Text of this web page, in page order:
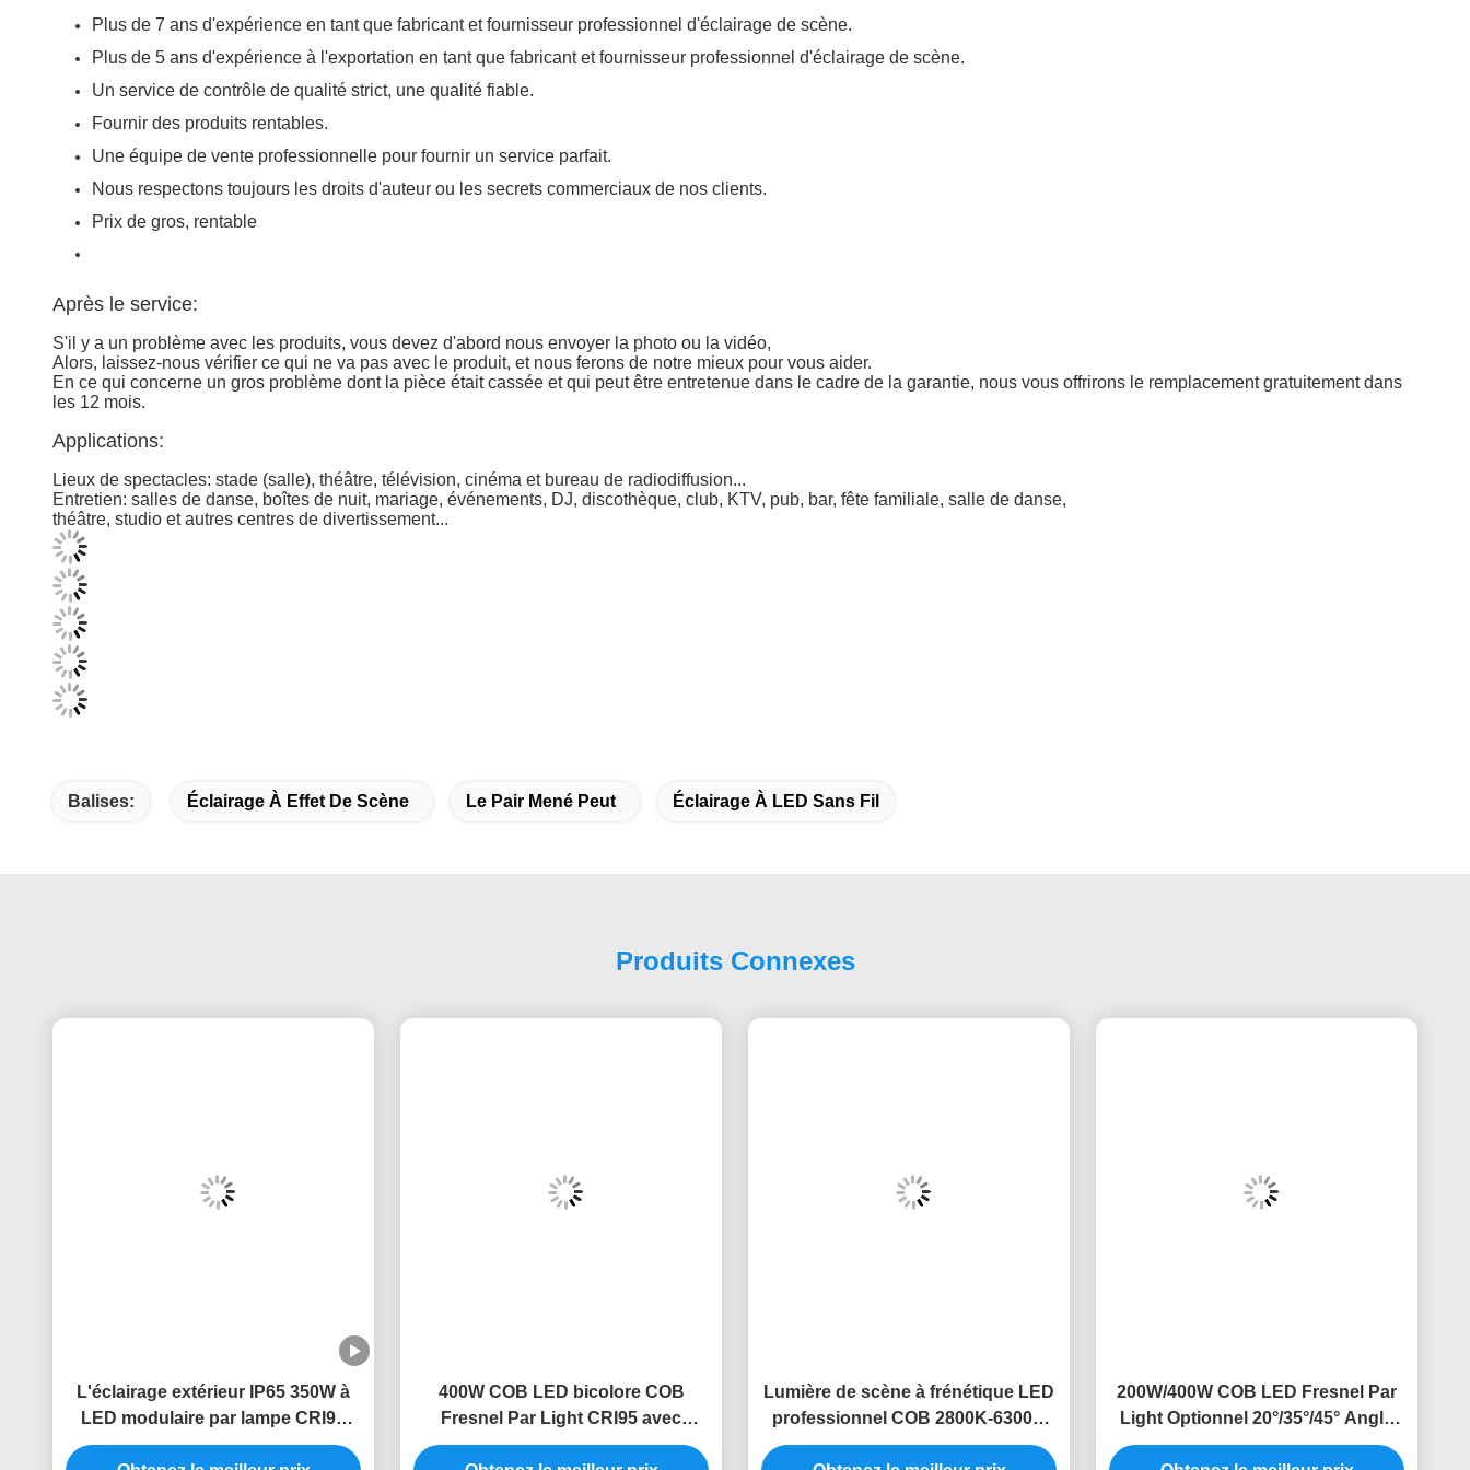
Un service de contrôle de qualité strict, une qualité fiable.
Fournir des produits rentables.
Une équipe de vente professionnelle pour fournir un service parfait.
Nous respectons toujours les droits d'auteur ou les secrets commerciaux de nos clients.
Prix de gros, rentable
Après le service:
En ce qui concerne un gros problème dont la pièce était cassée et qui peut être entretenue dans le cadre de la garantie, nous vous offrirons le remplacement gratuitement dans
Applications:
Lieux de spectacles: stade (salle), théâtre, télévision, cinéma et bureau de radiodiffusion...
théâtre, studio et autres centres de divertissement...
LED modulaire par lampe CRI95
Obtenez le meilleur prix
Obtenez le meilleur prix
Obtenez le meilleur prix
Obtenez le meilleur prix